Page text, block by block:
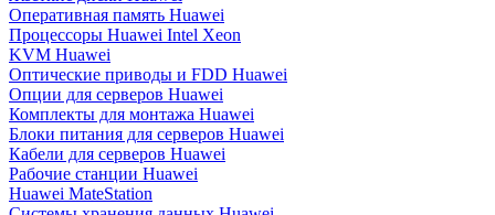
Оперативная память Huawei
Процессоры Huawei Intel Xeon
KVM Huawei
Оптические приводы и FDD Huawei
Опции для серверов Huawei
Комплекты для монтажа Huawei
Блоки питания для серверов Huawei
Кабели для серверов Huawei
Рабочие станции Huawei
Huawei MateStation